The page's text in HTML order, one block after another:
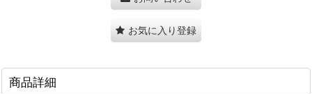
お気に入り登録
商品詳細